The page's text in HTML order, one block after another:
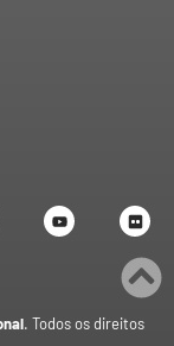
. Todos os direitos